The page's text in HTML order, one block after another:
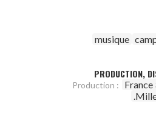
musique
PRODUCTION,
Production : France